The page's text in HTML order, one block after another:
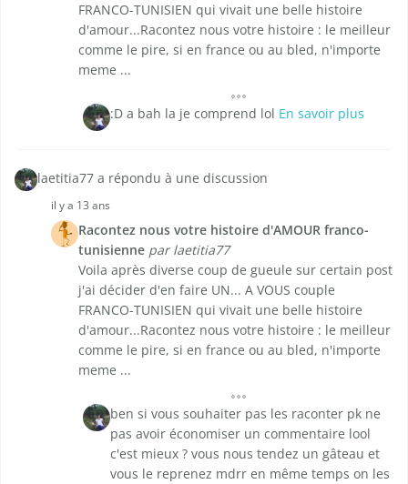
FRANCO-TUNISIEN qui vivait une belle histoire
d'amour...Racontez nous votre histoire : le meilleur
comme le pire, si en france ou au bled, n'importe
meme ...
:D a bah la je comprend lol En savoir plus
laetitia77 a répondu à une discussion
il y a 13 ans
Racontez nous votre histoire d'AMOUR franco-
tunisienne par laetitia77
Voila après diverse coup de gueule sur certain post
j'ai décider d'en faire UN... A VOUS couple
FRANCO-TUNISIEN qui vivait une belle histoire
d'amour...Racontez nous votre histoire : le meilleur
comme le pire, si en france ou au bled, n'importe
meme ...
ben si vous souhaiter pas les raconter pk ne
pas avoir économiser un commentaire lool
c'est mieux ? vous nous tendez un gâteau et
vous le reprenez mdrr en même temps on les